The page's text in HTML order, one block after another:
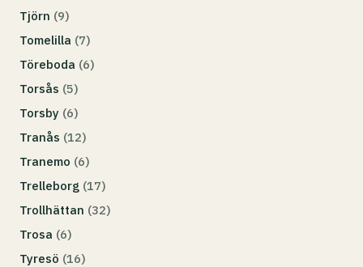
Tjörn (9)
Tomelilla (7)
Töreboda (6)
Torsås (5)
Torsby (6)
Tranås (12)
Tranemo (6)
Trelleborg (17)
Trollhättan (32)
Trosa (6)
Tyresö (16)